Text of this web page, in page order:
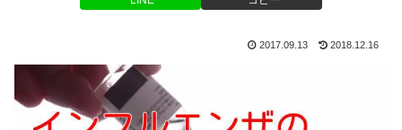
2017.09.13 2018.12.16